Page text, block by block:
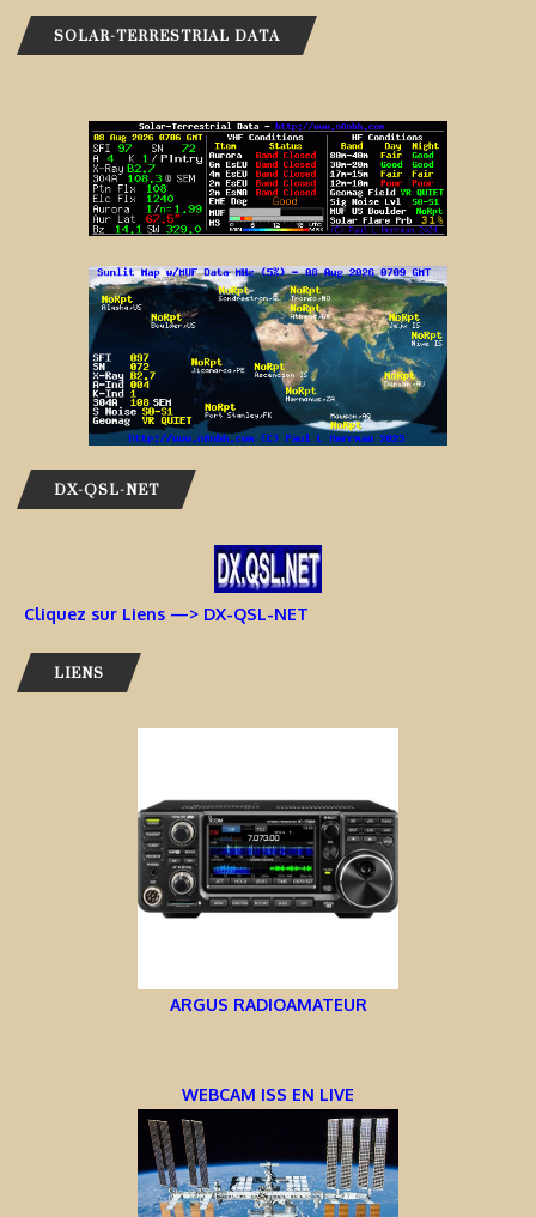
SOLAR-TERRESTRIAL DATA
DX-QSL-NET
Cliquez sur Liens —> DX-QSL-NET
LIENS
ARGUS RADIOAMATEUR
WEBCAM ISS EN LIVE